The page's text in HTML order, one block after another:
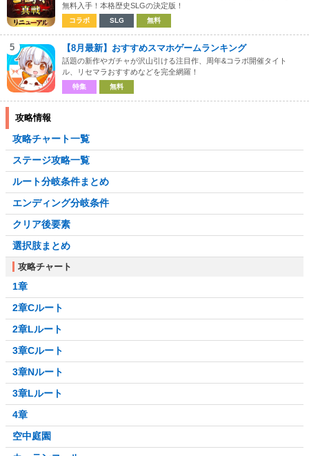
無料入手！本格歴史SLGの決定版！
コラボ SLG 無料
5 【8月最新】おすすめスマホゲームランキング
話題の新作やガチャが沢山引ける注目作、周年&コラボ開催タイト
ル、リセマラおすすめなどを完全網羅！
特集 無料
攻略情報
攻略チャート一覧
ステージ攻略一覧
ルート分岐条件まとめ
エンディング分岐条件
クリア後要素
選択肢まとめ
攻略チャート
1章
2章Cルート
2章Lルート
3章Cルート
3章Nルート
3章Lルート
4章
空中庭園